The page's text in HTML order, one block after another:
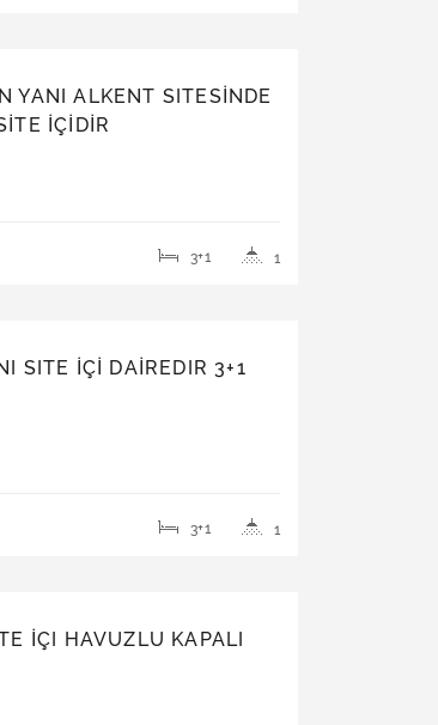
YANI ALKENT SITESİNDE
İÇİDİR
1
3+1
SITE İÇİ DAİREDIR 3+1
1
3+1
İÇI HAVUZLU KAPALI